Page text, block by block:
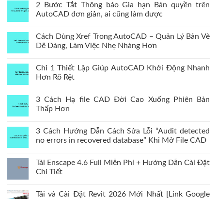
2 Bước Tắt Thông báo Gia hạn Bản quyền trên
AutoCAD đơn giản, ai cũng làm được
Cách Dùng Xref Trong AutoCAD – Quản Lý Bản Vẽ
Dễ Dàng, Làm Việc Nhẹ Nhàng Hơn
Chỉ 1 Thiết Lập Giúp AutoCAD Khởi Động Nhanh
Hơn Rõ Rệt
3 Cách Hạ file CAD Đời Cao Xuống Phiên Bản
Thấp Hơn
3 Cách Hướng Dẫn Cách Sửa Lỗi “Audit detected
no errors in recovered database” Khi Mở File CAD
Tải Enscape 4.6 Full Miễn Phí + Hướng Dẫn Cài Đặt
Chi Tiết
Tải và Cài Đặt Revit 2026 Mới Nhất [Link Google